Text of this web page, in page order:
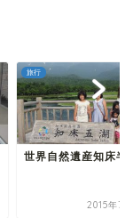
旅行
世界自然遺産知床半
2015年7